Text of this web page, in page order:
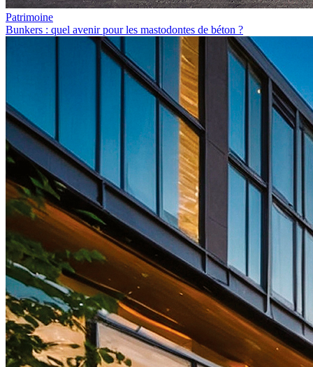
Patrimoine
Bunkers : quel avenir pour les mastodontes de béton ?